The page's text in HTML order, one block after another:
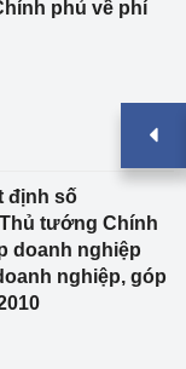
phủ về phí
định số
Thủ tướng Chính
doanh nghiệp
nghiệp, góp